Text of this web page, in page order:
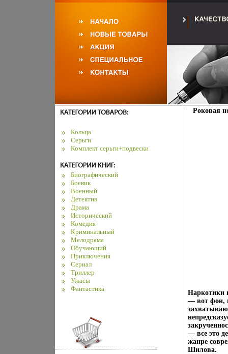
Кольца
Серьги
Комплект серьги+подвески
Биографический
Боевик
Военный
Детектив
Драма
Исторический
Комедия
Криминальный
Мелодрама
Обучающий
Приключения
Сериал
Триллер
Ужасы
Фантастика
Роковая
Наркотики
— вот фон,
— все это
жанре
Шилова.